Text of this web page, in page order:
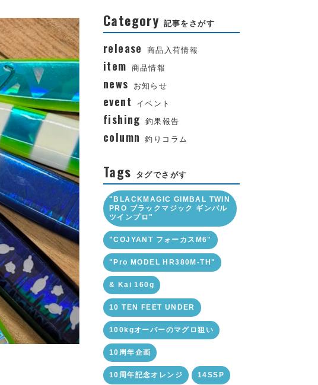
Category 記事をさがす
release 商品入荷情報
item 商品情報
news お知らせ
event イベント
fishing 釣果報告
column 釣りコラム
Tags タグでさがす
"BLACKMAGIC GIMBAL TWIN
PRO ブラックマジック ギンバル
ツインプロ"
"COJYANT フォーカスM6"
"Pro MODEL HR380M-TH"
& Kai 160g
10 TEN FEET UNDER
100kgオーバーのマグロ狙い
10周年企画
10周年記念オレンジ 14SSP